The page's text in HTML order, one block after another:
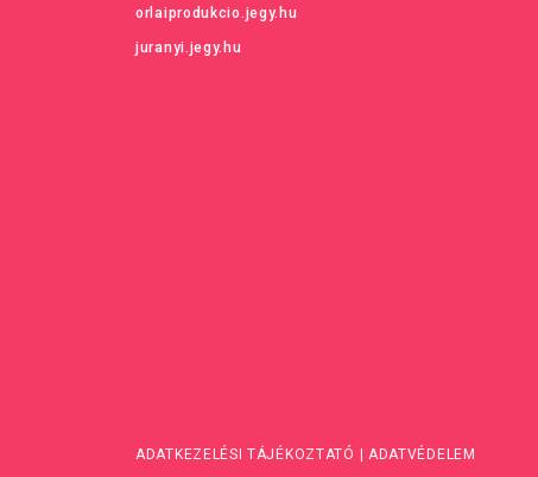
orlaiprodukcio.jegy.hu
juranyi.jegy.hu
ADATKEZELÉSI TÁJÉKOZTATÓ
ADATVÉDELEM